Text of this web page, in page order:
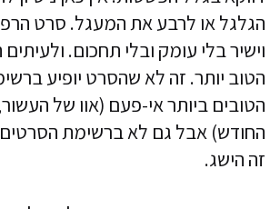
הגלגל או לרבע את המעגל. סרט
וישיר בלי עומק ובלי תחכום.
הטוב יותר. זה לא שהסרט יופיע
הטובים ביותר אי-פעם (אוו של
החודש) אבל גם לא ברשימת הסרטים
זה הישג.